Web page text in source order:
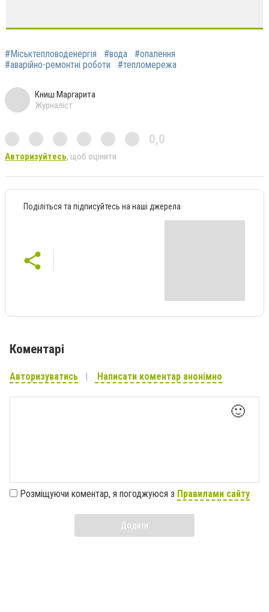
#Міськтепловоденергія #вода
#опалення
#аварійно-ремонтні роботи
#тепломережа
Книш Маргарита
Журналіст
0,0
Авторизуйтесь, щоб оцінити
Поділіться та підписуйтесь на наші джерела
Коментарі
Авторизуватись Написати коментар анонімно
🙂
Розміщуючи коментар, я погоджуюся з Правилами сайту
Додати